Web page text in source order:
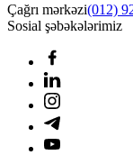
Çağrı mərkəzi(012)
Sosial şəbəkələrimiz